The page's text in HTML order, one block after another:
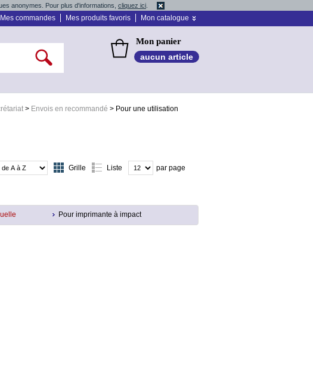
anonymes. Pour plus d'informations, cliquez ici
Mes commandes Mes produits favoris Mon catalogue
Mon panier
aucun article
> Envois en recommandé > Pour une utilisation
par page
Grille Liste
Pour imprimante à impact